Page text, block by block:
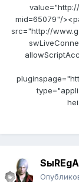
mid=65079"/
src="http://
SыREgA